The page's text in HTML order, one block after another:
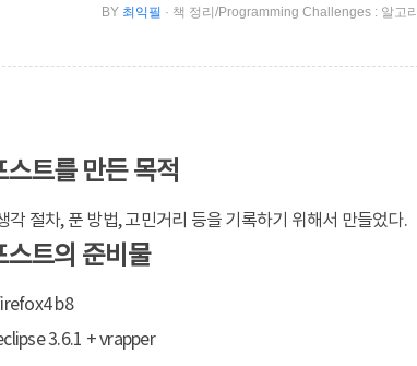
BY 최익필 책 정리/Programming Challenges : 알고
스트를 만든 목적
각 절차, 푼 방법, 고민거리 등을 기록하기 위해서 만들었다.
스트의 준비물
b8
3.6.1 + vrapper